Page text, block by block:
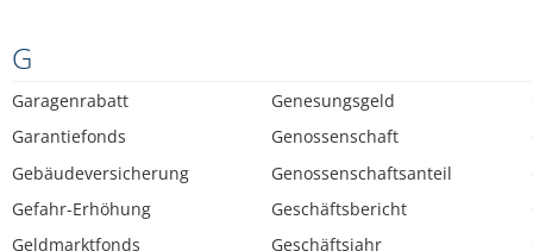
G
Garagenrabatt
Garantiefonds
Gebäudeversicherung
Gefahr-Erhöhung
Geldmarktfonds
Genesungsgeld
Genossenschaft
Genossenschaftsanteil
Geschäftsbericht
Geschäftsjahr